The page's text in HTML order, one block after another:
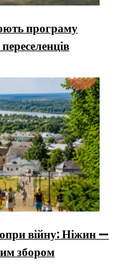
програму
війну: Ніжин —
збором